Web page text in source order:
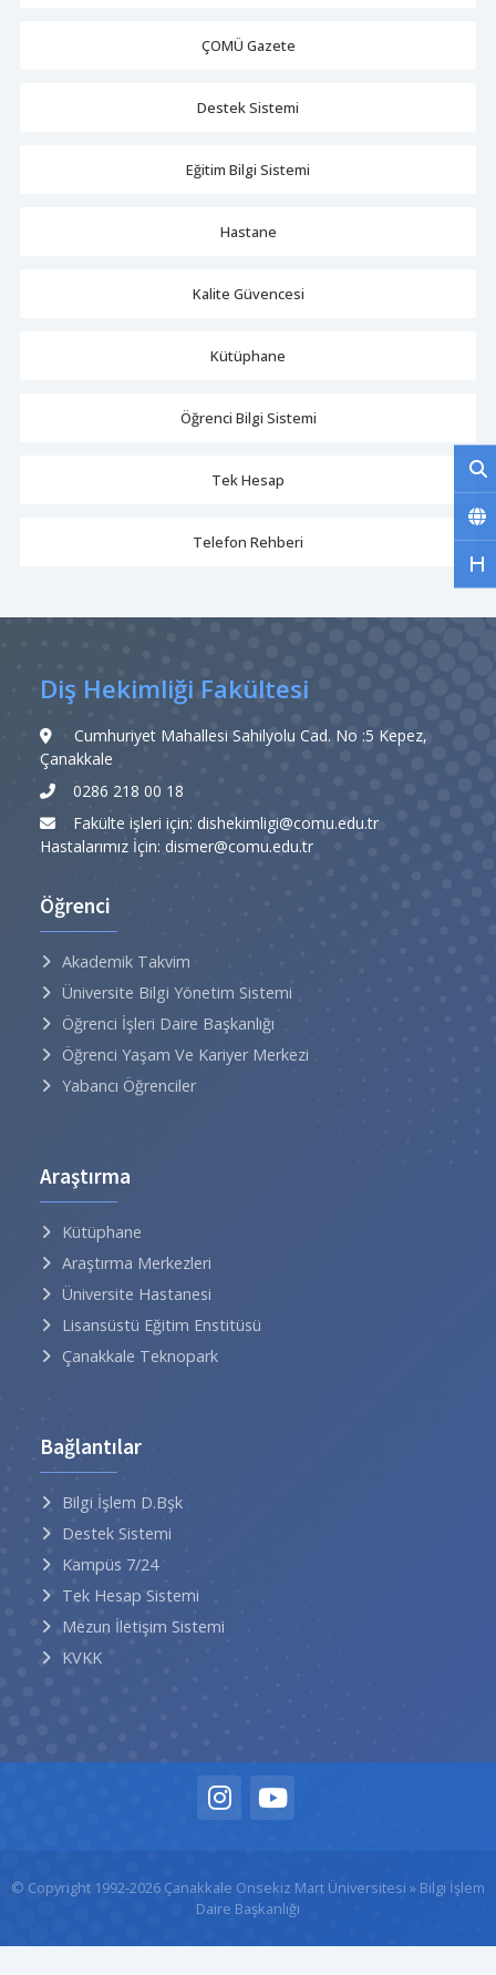
ÇOMÜ Gazete
Destek Sistemi
Eğitim Bilgi Sistemi
Hastane
Kalite Güvencesi
Kütüphane
Öğrenci Bilgi Sistemi
Tek Hesap
Telefon Rehberi
Diş Hekimliği Fakültesi
Cumhuriyet Mahallesi Sahilyolu Cad. No :5 Kepez,
Çanakkale
0286 218 00 18
Fakülte işleri için: dishekimligi@comu.edu.tr
Hastalarımız İçin: dismer@comu.edu.tr
Öğrenci
Akademik Takvim
Üniversite Bilgi Yönetim Sistemi
Öğrenci İşleri Daire Başkanlığı
Öğrenci Yaşam Ve Kariyer Merkezi
Yabancı Öğrenciler
Araştırma
Kütüphane
Araştırma Merkezleri
Üniversite Hastanesi
Lisansüstü Eğitim Enstitüsü
Çanakkale Teknopark
Bağlantılar
Bilgi İşlem D.Bşk
Destek Sistemi
Kampüs 7/24
Tek Hesap Sistemi
Mezun İletişim Sistemi
KVKK
© Copyright 1992-2026 Çanakkale Onsekiz Mart Üniversitesi » Bilgi İşlem
Daire Başkanlığı